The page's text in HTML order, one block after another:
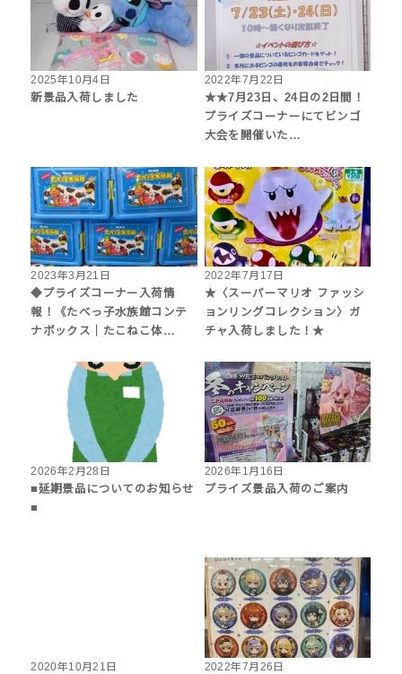
2025年10月4日
新景品入荷しました
2022年7月22日
★★7月23日、24日の2日間！
プライズコーナーにてビンゴ
大会を開催いた…
2023年3月21日
◆プライズコーナー入荷情
報！《たべっ子水族館コンテ
ナボックス｜たこねこ体…
2022年7月17日
★〈スーパーマリオ ファッシ
ョンリングコレクション〉ガ
チャ入荷しました！★
2026年2月28日
■延期景品についてのお知らせ
■
2026年1月16日
プライズ景品入荷のご案内
2020年10月21日
2022年7月26日